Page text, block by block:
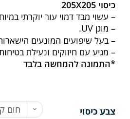
כיסוי 205X205
– עשוי מבד דמוי עור יוקרתי
– מוגן UV.
– בעל שיפועים המונעים
– מגיע עם חיזוקים ונעילת
*התמונה להמחשה בלבד
צבע כיסוי
חום